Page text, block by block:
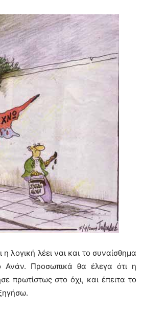
η λογική λέει ναι και το συναίσθημα
Ανάν. Προσωπικά θα έλεγα ότι η
πρωτίστως στο όχι, και έπειτα το